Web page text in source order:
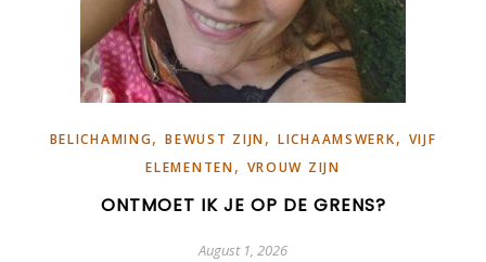
BELICHAMING,BEWUST ZIJN,LICHAAMSWERK, VIJF
ELEMENTEN, VROUW ZIJN
ONTMOET IK JE OP DE GRENS?
August 1, 2026